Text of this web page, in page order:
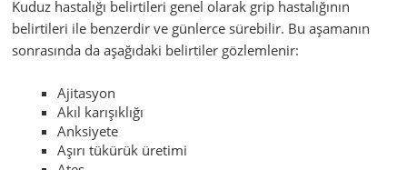
Kuduz hastalığı belirtileri genel olarak grip hastalığının
belirtileri ile benzerdir ve günlerce sürebilir. Bu aşamanın
sonrasında da aşağıdaki belirtiler gözlemlenir:
Ajitasyon
Akıl karışıklığı
Anksiyete
Aşırı tükürük üretimi